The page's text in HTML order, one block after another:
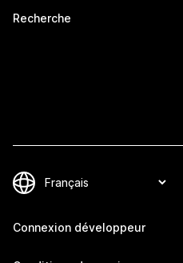
Recherche
Connexion développeur